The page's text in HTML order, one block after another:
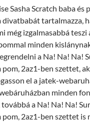
Sasha Scratch baba és
divatbabát tartalmazza,
még izgalmasabbá teszi
minden
a Na! Na! Na!
pom, 2az1-ben szettet,
el a jatek-
minden
a Na! Na! Na!
pom, 2az1-ben szettet is